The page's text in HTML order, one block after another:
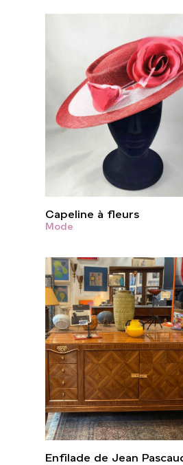
Capeline à fleurs
Mode
Enfilade de Jean